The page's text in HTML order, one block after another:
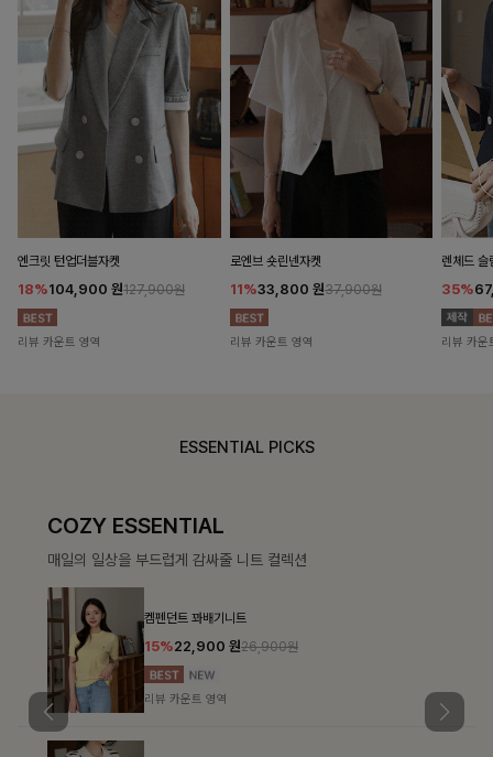
엔크릿 턴업더블자켓
18%104,900 원127,900원
리뷰 카운트 영역
로엔브 숏린넨자켓
11%33,800 원37,900원
리뷰 카운트 영역
렌체드
35%
리뷰 카운
ESSENTIAL PICKS
COZY ESSENTIAL
매일의 일상을 부드럽게 감싸줄 니트 컬렉션
켐펜던트 꽈배기니트
15%22,900원26,900원
리뷰 카운트 영역